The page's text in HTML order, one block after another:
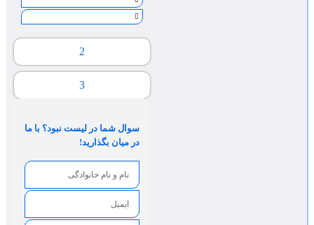
2
3
سوال شما در لیست نبود؟ با ما
در میان بگذارید!